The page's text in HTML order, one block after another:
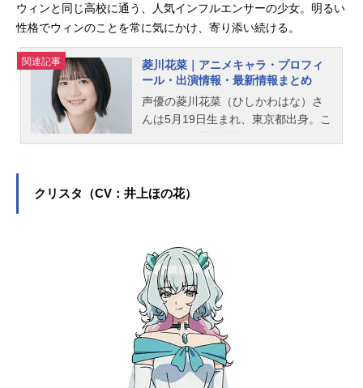
ウィンと同じ高校に通う、人気インフルエンサーの少女。明るい
性格でウィンのことを常に気にかけ、寄り添い続ける。
関連記事
菱川花菜｜アニメキャラ・プロフィ
ール・出演情報・最新情報まとめ
声優の菱川花菜（ひしかわはな）さ
んは5月19日生まれ、東京都出身。こ
クリスタ（CV：井上ほの花）